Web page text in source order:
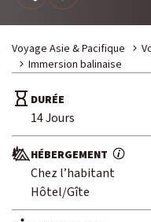
Envie
Voyage Asie & Pacifique
Immersion balinaise
DURÉE
14 Jours
HÉBERGEMENT
Chez l’habitant
Hôtel/Gîte